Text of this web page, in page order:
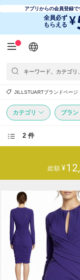
アプリからの会員登録で
全員必ず
もらえる ¥
日本語
English
简体中文
繁體中文
JILLSTUARTブランドページ
カテゴリ ブラン
2 件
総額 ¥